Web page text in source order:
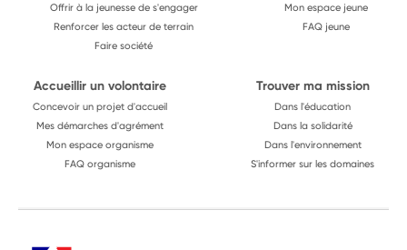
Offrir à la jeunesse de s'engager
Renforcer les acteur de terrain
Faire société
Mon espace jeune
FAQ jeune
Accueillir un volontaire
Concevoir un projet d'accueil
Mes démarches d'agrément
Mon espace organisme
FAQ organisme
Trouver ma mission
Dans l'éducation
Dans la solidarité
Dans l'environnement
S'informer sur les domaines